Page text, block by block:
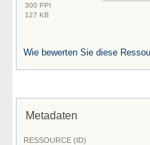
300 PPI
127 KB
Wie bewerten Sie diese
Metadaten
RESSOURCE (ID)